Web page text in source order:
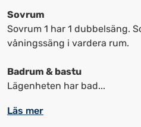
Sovrum
Sovrum 1 har 1 dubbelsäng.
våningssäng i vardera rum.
Badrum & bastu
Lägenheten har bad...
Läs mer